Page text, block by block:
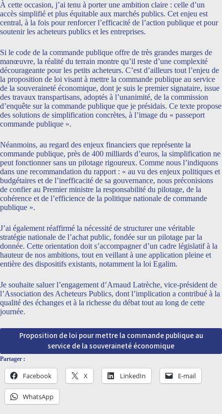
À cette occasion, j’ai tenu à porter une ambition claire : celle d’un
accès simplifié et plus équitable aux marchés publics. Cet enjeu est
central, à la fois pour renforcer l’efficacité de l’action publique et pour
soutenir les acheteurs publics et les entreprises.
Si le code de la commande publique offre de très grandes marges de
manœuvre, la réalité du terrain montre qu’il reste d’une complexité
décourageante pour les petits acheteurs. C’est d’ailleurs tout l’enjeu de
la proposition de loi visant à mettre la commande publique au service
de la souveraineté économique, dont je suis le premier signataire, issue
des travaux transpartisans, adoptés à l’unanimité, de la commission
d’enquête sur la commande publique que je présidais. Ce texte propose
des solutions de simplification concrètes, à l’image du « passeport
commande publique ».
Néanmoins, au regard des enjeux financiers que représente la
commande publique, près de 400 milliards d’euros, la simplification ne
peut fonctionner sans un pilotage rigoureux. Comme nous l’indiquons
dans une recommandation du rapport : « au vu des enjeux politiques et
budgétaires et de l’inefficacité de sa gouvernance, nous préconisions
de confier au Premier ministre la responsabilité du pilotage, de la
cohérence et de l’efficience de la politique nationale de commande
publique ».
J’ai également réaffirmé la nécessité de structurer une véritable
stratégie nationale de l’achat public, fondée sur un pilotage par la
donnée. Cette orientation doit s’accompagner d’un cadre législatif à la
hauteur de nos ambitions, tout en veillant à une application pleine et
entière des dispositifs existants, notamment la loi Egalim.
Je souhaite saluer l’engagement d’Arnaud Latrèche, vice-président de
l’Association des Acheteurs Publics, dont l’implication a contribué à la
qualité des échanges et à la richesse du débat tout au long de cette
journée.
Proposition de loi pour mettre la commande publique au
service de la souveraineté économique
Partager :
Facebook X LinkedIn E-mail
WhatsApp